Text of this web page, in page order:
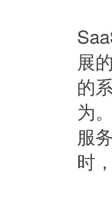
展
的
为
服
时